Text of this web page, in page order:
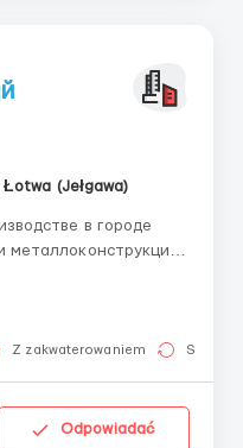
Łotwa (Jełgawa)
в городе
приборами, опыт минимум 2 года . ...
Z zakwaterowaniem Stała
Odpowiadać